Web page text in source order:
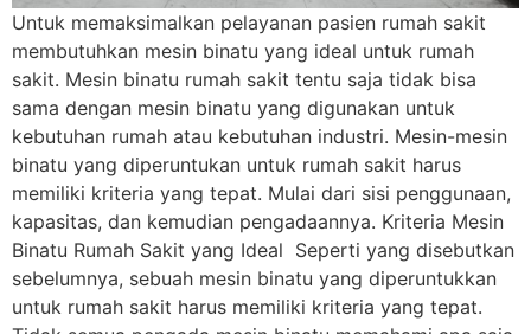
Untuk memaksimalkan pelayanan pasien rumah sakit
membutuhkan mesin binatu yang ideal untuk rumah
sakit. Mesin binatu rumah sakit tentu saja tidak bisa
sama dengan mesin binatu yang digunakan untuk
kebutuhan rumah atau kebutuhan industri. Mesin-mesin
binatu yang diperuntukan untuk rumah sakit harus
memiliki kriteria yang tepat. Mulai dari sisi penggunaan,
kapasitas, dan kemudian pengadaannya. Kriteria Mesin
Binatu Rumah Sakit yang Ideal Seperti yang disebutkan
sebelumnya, sebuah mesin binatu yang diperuntukkan
untuk rumah sakit harus memiliki kriteria yang tepat.